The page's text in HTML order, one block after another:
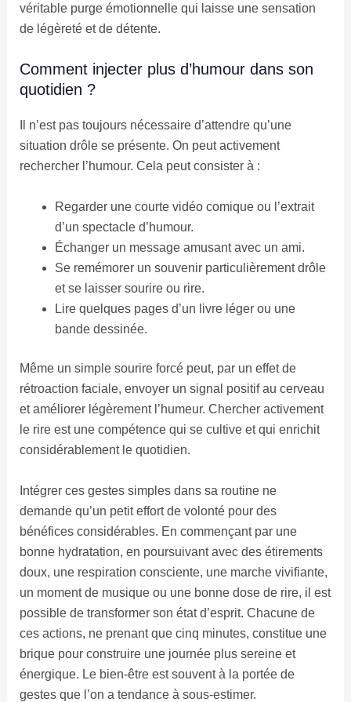
véritable purge émotionnelle qui laisse une sensation
de légèreté et de détente.
Comment injecter plus d’humour dans son
quotidien ?
Il n’est pas toujours nécessaire d’attendre qu’une
situation drôle se présente. On peut activement
rechercher l’humour. Cela peut consister à :
Regarder une courte vidéo comique ou l’extrait
d’un spectacle d’humour.
Échanger un message amusant avec un ami.
Se remémorer un souvenir particulièrement drôle
et se laisser sourire ou rire.
Lire quelques pages d’un livre léger ou une
bande dessinée.
Même un simple sourire forcé peut, par un effet de
rétroaction faciale, envoyer un signal positif au cerveau
et améliorer légèrement l’humeur. Chercher activement
le rire est une compétence qui se cultive et qui enrichit
considérablement le quotidien.
Intégrer ces gestes simples dans sa routine ne
demande qu’un petit effort de volonté pour des
bénéfices considérables. En commençant par une
bonne hydratation, en poursuivant avec des étirements
doux, une respiration consciente, une marche vivifiante,
un moment de musique ou une bonne dose de rire, il est
possible de transformer son état d’esprit. Chacune de
ces actions, ne prenant que cinq minutes, constitue une
brique pour construire une journée plus sereine et
énergique. Le bien-être est souvent à la portée de
gestes que l’on a tendance à sous-estimer.